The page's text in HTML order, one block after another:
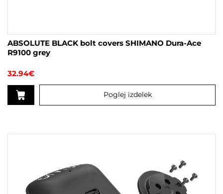
ABSOLUTE BLACK bolt covers SHIMANO Dura-Ace
R9100 grey
32.94€
Poglej izdelek